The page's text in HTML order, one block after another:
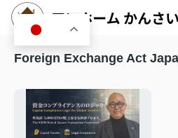
Foreign Exchange Act